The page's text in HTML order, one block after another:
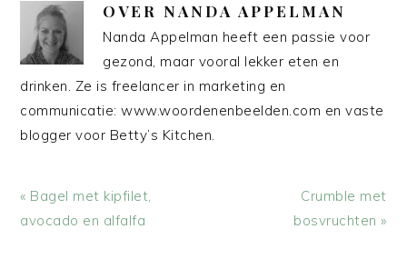
OVER NANDA APPELMAN
Nanda Appelman heeft een passie voor
gezond, maar vooral lekker eten en
drinken. Ze is freelancer in marketing en
communicatie: www.woordenenbeelden.com en vaste
blogger voor Betty’s Kitchen.
Vorig
bericht:
« Bagel met kipfilet,
avocado en alfalfa
Volgend
bericht:
Crumble met
bosvruchten »